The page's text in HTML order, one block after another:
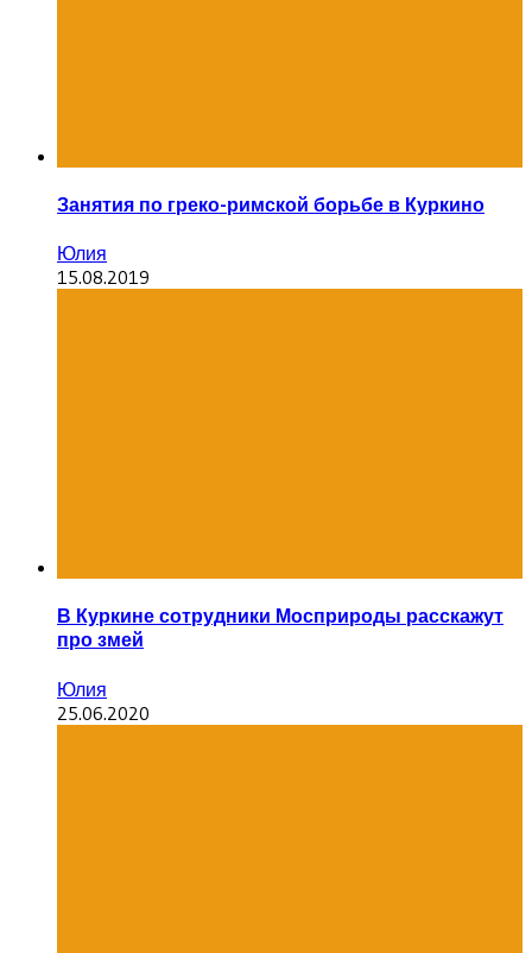
Занятия по греко-римской борьбе в Куркино
Юлия
15.08.2019
В Куркине сотрудники Мосприроды расскажут
про змей
Юлия
25.06.2020